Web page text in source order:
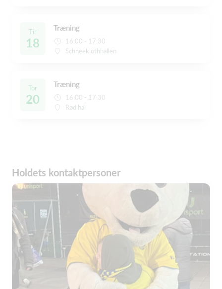
Tir
18
Træning
16:00 - 17:30
Schneeklothhallen
Tor
20
Træning
16:00 - 17:30
Rød hal
Holdets kontaktpersoner